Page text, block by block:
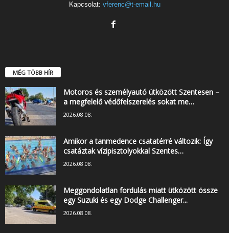
Kapcsolat: vferenc@t-email.hu
MÉG TÖBB HÍR
Motoros és személyautó ütközött Szentesen –
a megfelelő védőfelszerelés sokat me…
2026.08.08.
Amikor a tanmedence csatatérré változik: Így
csatáztak vízipisztolyokkal Szentes…
2026.08.08.
Meggondolatlan fordulás miatt ütközött össze
egy Suzuki és egy Dodge Challenger...
2026.08.08.